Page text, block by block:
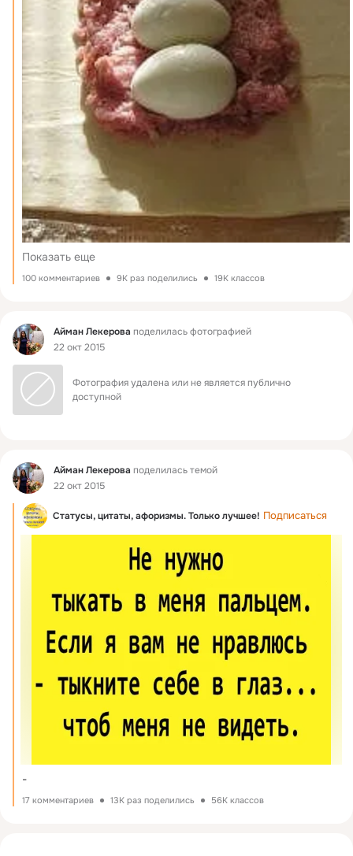
Показать еще
100 комментариев 9K раз поделились 19K классов
Фид Айман Лекерова поделилась фотографией
22 окт 2015
Фотография удалена или не является публично
доступной
Фид Айман Лекерова поделилась темой
22 окт 2015
Статусы, цитаты, афоризмы. Только лучшее! Подписаться
-
17 комментариев 13K раз поделились 56K классов